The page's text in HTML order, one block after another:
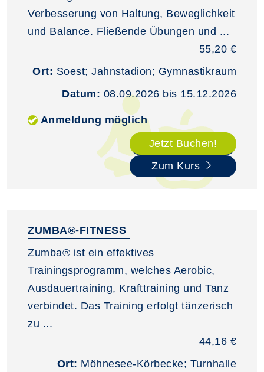
Verbesserung von Haltung, Beweglichkeit
und Balance. Fließende Übungen und ...
55,20 €
Ort: Soest; Jahnstadion; Gymnastikraum
Datum: 08.09.2026 bis 15.12.2026
Anmeldung möglich
Jetzt Buchen!
Zum Kurs
ZUMBA®-FITNESS
Zumba® ist ein effektives
Trainingsprogramm, welches Aerobic,
Ausdauertraining, Krafttraining und Tanz
verbindet. Das Training erfolgt tänzerisch
zu ...
44,16 €
Ort: Möhnesee-Körbecke; Turnhalle